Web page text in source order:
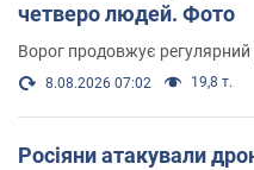
четверо людей. Фото
Ворог продовжує регулярний
8.08.2026 07:02 19,8 т.
Росіяни атакували